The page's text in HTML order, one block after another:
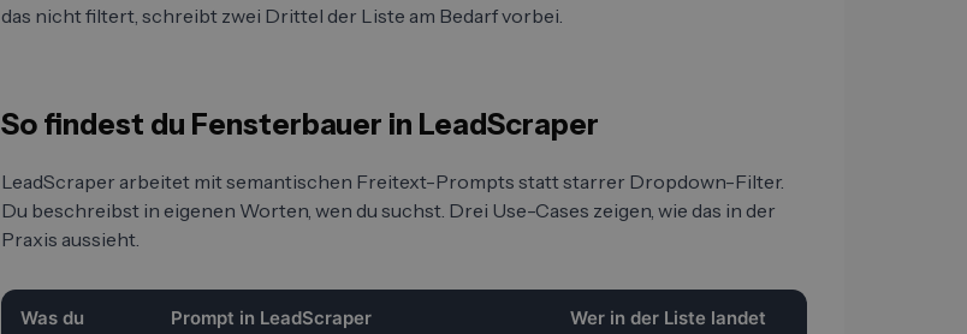
das nicht filtert, schreibt zwei Drittel der Liste am Bedarf vorbei.
So findest du Fensterbauer in LeadScraper
LeadScraper arbeitet mit semantischen Freitext-Prompts statt starrer Dropdown-Filter.
Du beschreibst in eigenen Worten, wen du suchst. Drei Use-Cases zeigen, wie das in der
Praxis aussieht.
Was du
Prompt in LeadScraper Wer in der Liste landet